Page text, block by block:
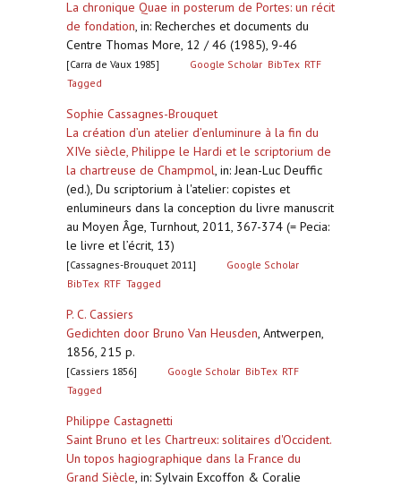
La chronique Quae in posterum de Portes: un récit
de fondation, in: Recherches et documents du
Centre Thomas More, 12 / 46 (1985), 9-46
[Carra de Vaux 1985] Google Scholar BibTex RTF
Tagged
Sophie Cassagnes-Brouquet
La création d’un atelier d’enluminure à la fin du
XIVe siècle, Philippe le Hardi et le scriptorium de
la chartreuse de Champmol, in: Jean-Luc Deuffic
(ed.), Du scriptorium à l'atelier: copistes et
enlumineurs dans la conception du livre manuscrit
au Moyen Âge, Turnhout, 2011, 367-374 (= Pecia:
le livre et l’écrit, 13)
[Cassagnes-Brouquet 2011]
Google Scholar
BibTex RTF Tagged
P. C. Cassiers
Gedichten door Bruno Van Heusden, Antwerpen,
1856, 215 p.
[Cassiers 1856] Google Scholar BibTex RTF
Tagged
Philippe Castagnetti
Saint Bruno et les Chartreux: solitaires d'Occident.
Un topos hagiographique dans la France du
Grand Siècle, in: Sylvain Excoffon & Coralie